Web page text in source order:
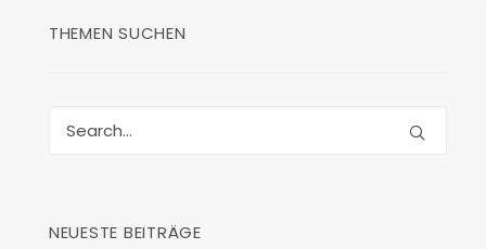
THEMEN SUCHEN
NEUESTE BEITRÄGE